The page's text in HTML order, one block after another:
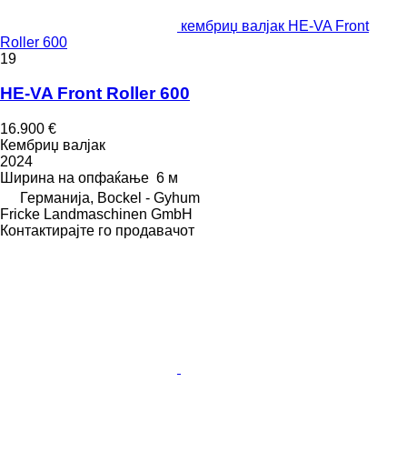
кембриџ валјак HE-VA Front
Roller 600
19
HE-VA Front Roller 600
16.900 €
Кембриџ валјак
2024
Ширина на опфаќање 6 м
Германија, Bockel - Gyhum
Fricke Landmaschinen GmbH
Контактирајте го продавачот